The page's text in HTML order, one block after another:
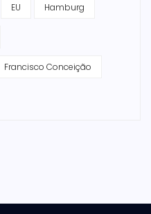
EU Hamburg
Francisco Conceição